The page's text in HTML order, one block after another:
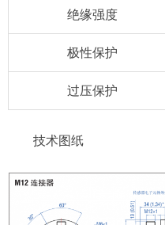
绝缘强度
极性保护
过压保护
技术图纸